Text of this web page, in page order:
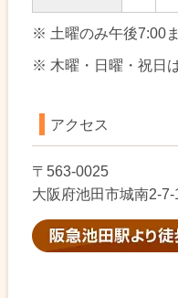
※ 土曜のみ午後7:00
※ 木曜・日曜・祝日
アクセス
〒563-0025
大阪府池田市城南2-